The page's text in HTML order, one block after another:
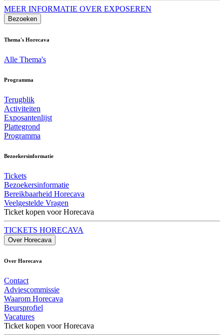
MEER INFORMATIE OVER EXPOSEREN
Bezoeken
Thema's Horecava
Alle Thema's
Programma
Terugblik
Activiteiten
Exposantenlijst
Plattegrond
Programma
Bezoekersinformatie
Tickets
Bezoekersinformatie
Bereikbaarheid Horecava
Veelgestelde Vragen
Ticket kopen voor Horecava
TICKETS HORECAVA
Over Horecava
Over Horecava
Contact
Adviescommissie
Waarom Horecava
Beursprofiel
Vacatures
Ticket kopen voor Horecava